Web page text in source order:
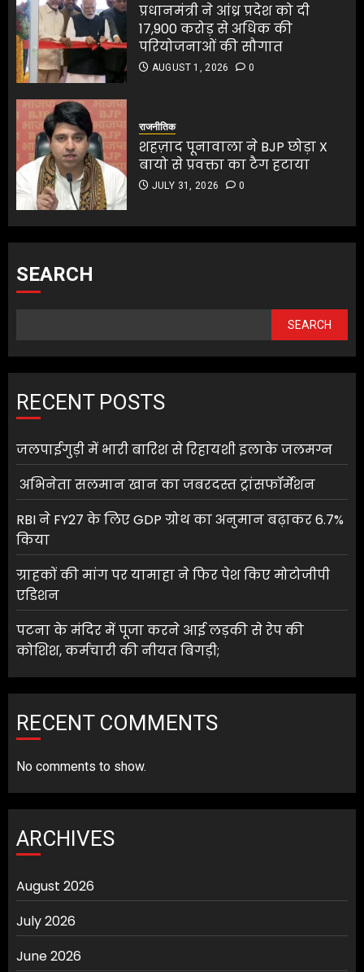
प्रधानमंत्री ने आंध्र प्रदेश को दी
17,900 करोड़ से अधिक की
परियोजनाओं की सौगात
AUGUST 1, 2026 0
राजनीतिक
शहज़ाद पूनावाला ने BJP छोड़ा X
बायो से प्रवक्ता का टैग हटाया
JULY 31, 2026 0
SEARCH
SEARCH
RECENT POSTS
जलपाईगुड़ी में भारी बारिश से रिहायशी इलाके जलमग्न
अभिनेता सलमान खान का जबरदस्त ट्रांसफॉर्मेशन
RBI ने FY27 के लिए GDP ग्रोथ का अनुमान बढ़ाकर 6.7%
किया
ग्राहकों की मांग पर यामाहा ने फिर पेश किए मोटोजीपी
एडिशन
पटना के मंदिर में पूजा करने आई लड़की से रेप की
कोशिश, कर्मचारी की नीयत बिगड़ी;
RECENT COMMENTS
No comments to show.
ARCHIVES
August 2026
July 2026
June 2026